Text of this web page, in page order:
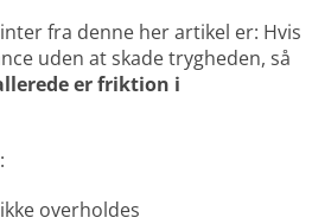
fra denne her artikel er: Hvis
uden at skade trygheden, så
er friktion i
overholdes